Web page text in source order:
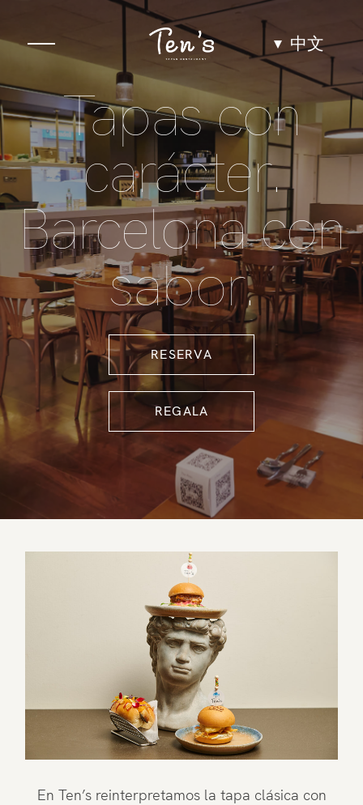
中文
佳肴
Espacio
Grupos y eventos
Experiencias
Equipo
Tapas con
carácter.
Barcelona con
sabor.
RESERVA
REGALA
En Ten’s reinterpretamos la tapa clásica con